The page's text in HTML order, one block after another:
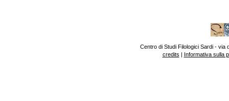
Centro di Studi Filologici Sardi - via
credits | Informativa sulla